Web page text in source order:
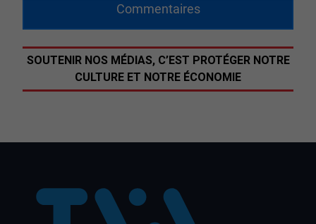
Commentaires
SOUTENIR NOS MÉDIAS, C’EST PROTÉGER NOTRE
CULTURE ET NOTRE ÉCONOMIE